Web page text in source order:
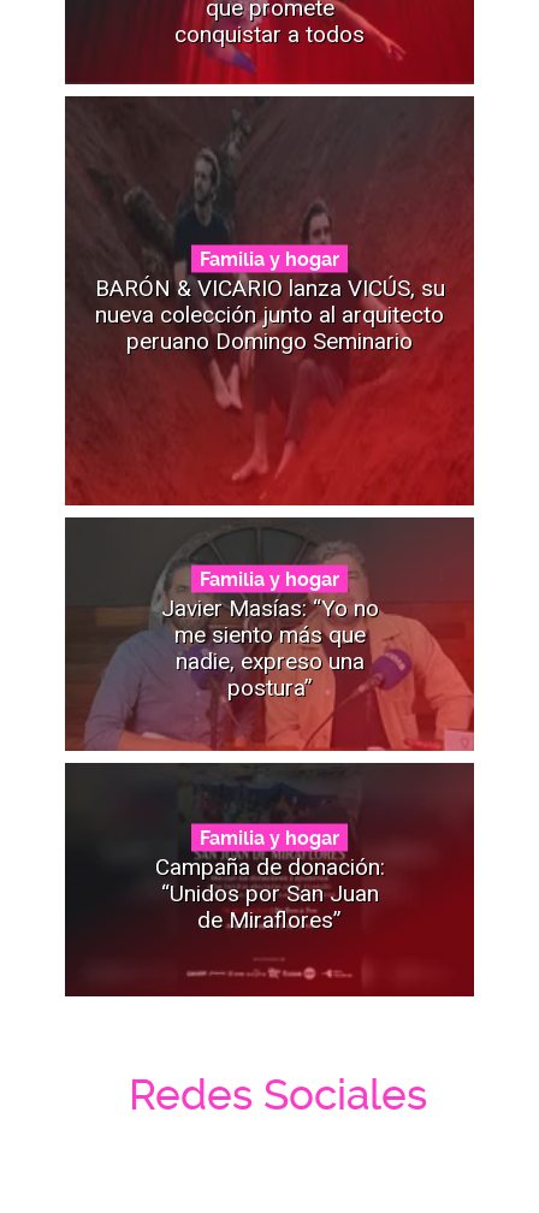
que promete
conquistar a todos
Familia y hogar
BARÓN & VICARIO lanza VICÚS, su
nueva colección junto al arquitecto
peruano Domingo Seminario
Familia y hogar
Javier Masías: “Yo no
me siento más que
nadie, expreso una
postura”
Familia y hogar
Campaña de donación:
“Unidos por San Juan
de Miraflores”
Redes Sociales